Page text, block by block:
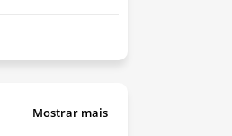
Mostrar mais